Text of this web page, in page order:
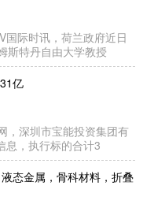
际时讯，荷兰政府近日
斯特丹自由大学教授
亿
，深圳市宝能投资集团有
息，执行标的合计3
态金属，骨科材料，折叠